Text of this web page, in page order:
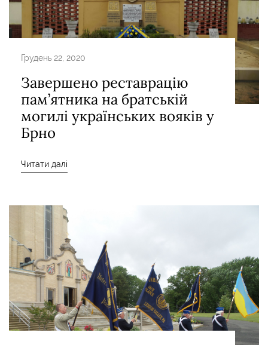
Грудень 22, 2020
Завершено реставрацію
пам’ятника на братській
могилі українських вояків у
Брно
Читати далі